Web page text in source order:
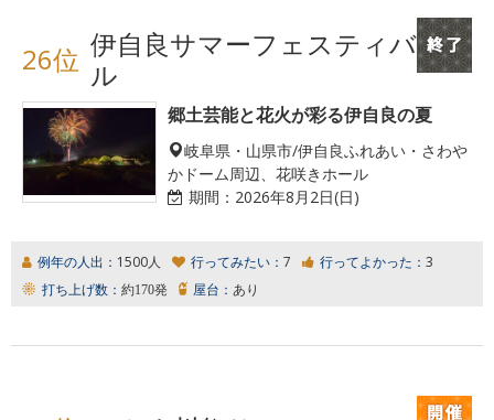
26位 伊自良サマーフェスティバ
ル
郷土芸能と花火が彩る伊自良の夏
岐阜県・山県市/伊自良ふれあい・さわや
かドーム周辺、花咲きホール
期間： 2026年8月2日(日)
例年の人出： 1500人 行ってみたい： 7 行ってよかった： 3
打ち上げ数： 約170発 屋台： あり